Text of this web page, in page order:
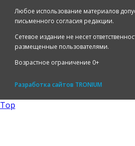
Любое использование материалов
письменного согласия редакции.
Сетевое издание не несет
размещенные пользователями.
Возрастное ограничение 0+
Разработка сайтов TRONIUM
Top